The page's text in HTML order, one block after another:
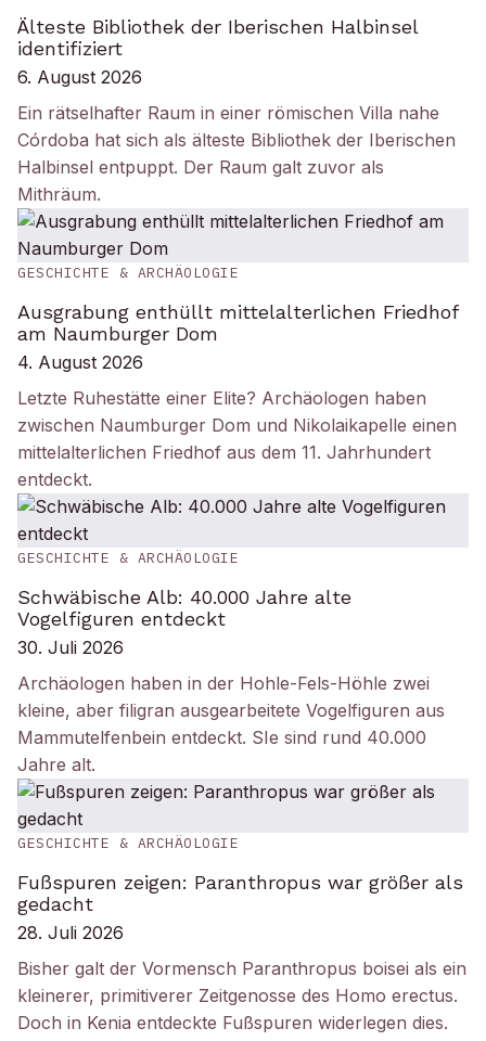
Älteste Bibliothek der Iberischen Halbinsel
identifiziert
6. August 2026
Ein rätselhafter Raum in einer römischen Villa nahe
Córdoba hat sich als älteste Bibliothek der Iberischen
Halbinsel entpuppt. Der Raum galt zuvor als
Mithräum.
GESCHICHTE & ARCHÄOLOGIE
Ausgrabung enthüllt mittelalterlichen Friedhof
am Naumburger Dom
4. August 2026
Letzte Ruhestätte einer Elite? Archäologen haben
zwischen Naumburger Dom und Nikolaikapelle einen
mittelalterlichen Friedhof aus dem 11. Jahrhundert
entdeckt.
GESCHICHTE & ARCHÄOLOGIE
Schwäbische Alb: 40.000 Jahre alte
Vogelfiguren entdeckt
30. Juli 2026
Archäologen haben in der Hohle-Fels-Höhle zwei
kleine, aber filigran ausgearbeitete Vogelfiguren aus
Mammutelfenbein entdeckt. SIe sind rund 40.000
Jahre alt.
GESCHICHTE & ARCHÄOLOGIE
Fußspuren zeigen: Paranthropus war größer als
gedacht
28. Juli 2026
Bisher galt der Vormensch Paranthropus boisei als ein
kleinerer, primitiverer Zeitgenosse des Homo erectus.
Doch in Kenia entdeckte Fußspuren widerlegen dies.